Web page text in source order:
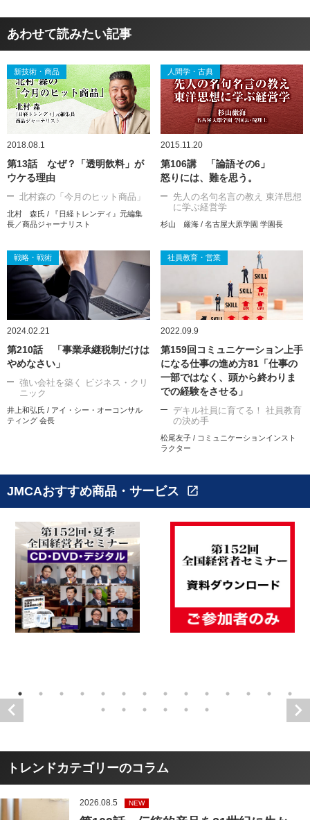
あわせて読みたい記事
新技術・商品
2018.08.1
第13話 なぜ？「透明飲料」が
ウケる理由
北村森の「今月のヒット商品」
北村 森氏 / 『日経トレンディ』元編集
長／商品ジャーナリスト
人間学・古典
2015.11.20
第106講 「論語その6」
怒りには、難を思う。
先人の名句名言の教え 東洋思想
に学ぶ経営学
杉山 厳海 / 名古屋大原学園 学園長
戦略・戦術
2024.02.21
第210話 「事業承継税制だけは
やめなさい」
強い会社を築く ビジネス・クリ
ニック
井上和弘氏 / アイ・シー・オーコンサル
ティング 会長
社員教育・営業
2022.09.9
第159回コミュニケーション上手
になる仕事の進め方81「仕事の
一部ではなく、頭から終わりま
での経験をさせる」
デキル社員に育てる！ 社員教育
の決め手
松尾友子 / コミュニケーションインスト
ラクター
JMCAおすすめ商品・サービス open_in_new
トレンドカテゴリーのコラム
2026.08.5 NEW